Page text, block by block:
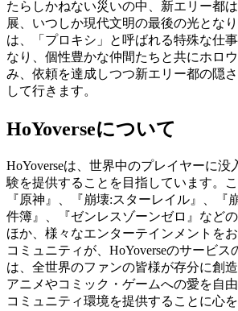
たらしかねない災いの中、新エリー都
展、いつしか現代文明の最後の光とな
は、「プロキシ」と呼ばれる特殊な仕
なり、個性豊かな仲間たちと共にホロ
み、依頼を達成しつつ新エリー都の隠
して行きます。
HoYoverseについて
HoYoverseは、世界中のプレイヤーに没
験を提供することを目指しています。こ
『原神』、『崩壊:スターレイル』、『
件簿』、『ゼンレスゾーンゼロ』など
ほか、様々なエンターテインメントを
コミュニティが、HoYoverseのサービス
は、全世界のファンの皆様が存分に創
アニメやコミック・ゲームへの愛を自
コミュニティ環境を提供することに心を